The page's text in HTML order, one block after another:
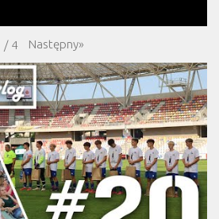
/ 4 Następny»